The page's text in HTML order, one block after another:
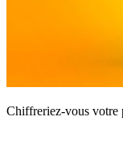
Chiffreriez-vous votre